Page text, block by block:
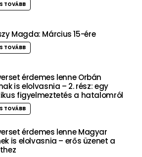
TOVÁBB
Magda: Március 15-ére
TOVÁBB
érdemes lenne Orbán
is elolvasnia – 2. rész: egy
figyelmeztetés a hatalomról
TOVÁBB
érdemes lenne Magyar
is elolvasnia – erős üzenet a